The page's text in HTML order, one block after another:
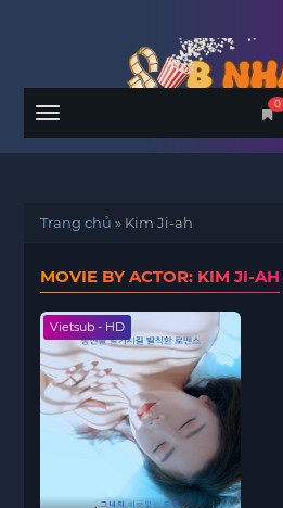
Menu
0
Trang chủ » Kim Ji-ah
MOVIE BY ACTOR: KIM JI-AH
Vietsub - HD